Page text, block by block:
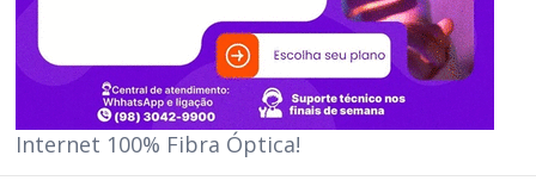
Internet 100% Fibra Óptica!